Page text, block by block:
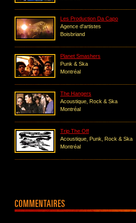
Les Production Da Capo
Agence d'artistes
Boisbriand
Planet Smashers
Punk & Ska
Montréal
The Hangers
Acoustique, Rock & Ska
Montréal
Trip The Off
Acoustique, Punk, Rock & Ska
Montréal